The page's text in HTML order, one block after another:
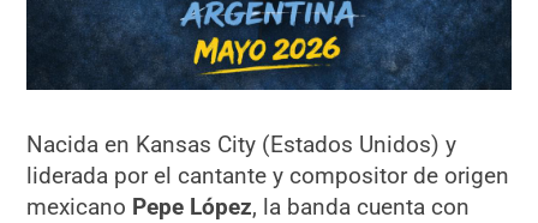
Nacida en Kansas City (Estados Unidos) y
liderada por el cantante y compositor de origen
mexicano Pepe López, la banda cuenta con